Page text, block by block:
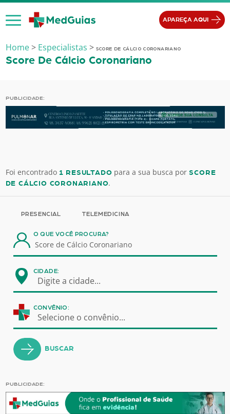
Ir para o conteúdo
APAREÇA AQUI
Home> Especialistas > SCORE DE CÁLCIO CORONARIANO
Score De Cálcio Coronariano
PUBLICIDADE:
Foi encontrado 1 RESULTADO para a sua busca porSCORE
DE CÁLCIO CORONARIANO.
PRESENCIAL TELEMEDICINA
O QUE VOCÊ PROCURA?
CIDADE:
Digite a cidade...
CONVÊNIO:
Selecione o convênio...
BUSCAR
PUBLICIDADE: